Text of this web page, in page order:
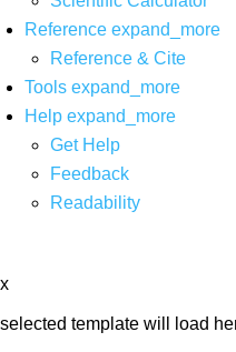
Reference expand_more
Reference & Cite
Tools expand_more
Help expand_more
Get Help
Feedback
Readability
x
selected template will load